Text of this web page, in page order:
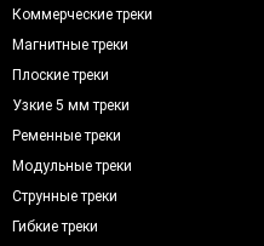
Коммерческие треки
Магнитные треки
Плоские треки
Узкие 5 мм треки
Ременные треки
Модульные треки
Струнные треки
Гибкие треки